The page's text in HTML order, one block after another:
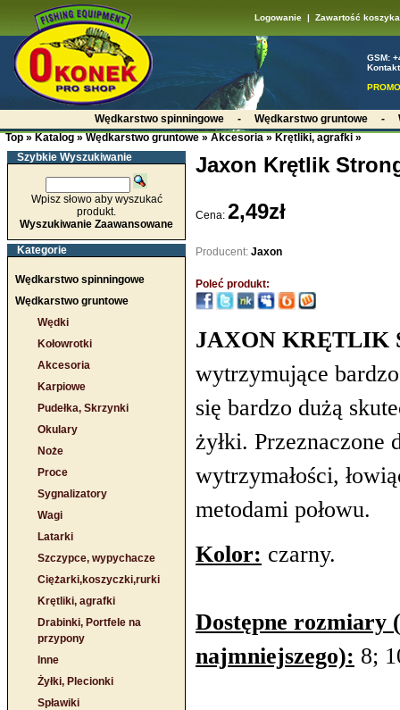
Logowanie| Zawartość koszyka
GSM:
Wędkarstwo spinningowe - Wędkarstwo gruntowe -
Top » Katalog » Wędkarstwo gruntowe » Akcesoria » Krętliki, agrafki »
Szybkie Wyszukiwanie
Wpisz słowo aby wyszukać
produkt.
Wyszukiwanie Zaawansowane
Kategorie
Wędkarstwo spinningowe
Wędkarstwo gruntowe
Wędki
Kołowrotki
Akcesoria
Karpiowe
Pudełka, Skrzynki
Okulary
Noże
Proce
Sygnalizatory
Wagi
Latarki
Szczypce, wypychacze
Ciężarki,koszyczki,rurki
Krętliki, agrafki
Drabinki, Portfele na
przypony
Inne
Żyłki, Plecionki
Spławiki
Jaxon Krętlik
Cena: 2,49zł
Producent: Jaxon
Poleć produkt:
JAXON KRĘTLIK
wytrzymujące
się bardzo dużą
żyłki. Przeznaczone
wytrzymałości,
metodami połowu.
Kolor: czarny.
Dostępne rozmiary
najmniejszego): 8;